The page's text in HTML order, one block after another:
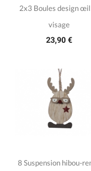
2x3 Boules design
visage
23,90 €
8 Suspension hibou-